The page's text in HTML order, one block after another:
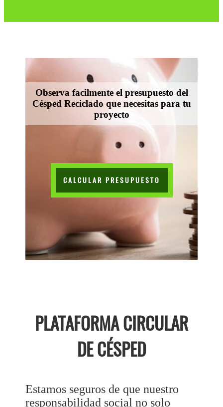
Observa facilmente el presupuesto del
Césped Reciclado que necesitas para tu
proyecto
CALCULAR PRESUPUESTO
PLATAFORMA CIRCULAR
DE CÉSPED
Estamos seguros de que nuestro
responsabilidad social no solo